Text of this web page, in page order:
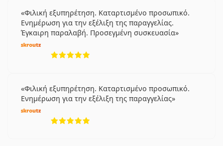
Φιλική εξυπηρέτηση. Καταρτισμένο προσωπικό.
Ενημέρωση για την εξέλιξη της παραγγελίας.
Έγκαιρη παραλαβή. Προσεγμένη συσκευασία
Φιλική εξυπηρέτηση. Καταρτισμένο προσωπικό.
Ενημέρωση για την εξέλιξη της παραγγελίας